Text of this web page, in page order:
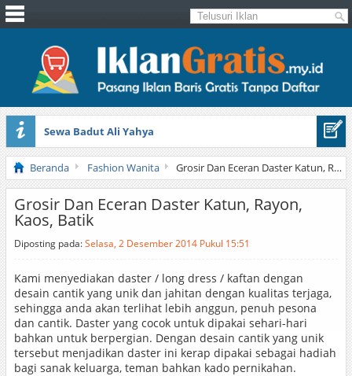
Sewa Badut Ali Yahya
Honda Brio 1.3 E AT CBU 2012 Putih
Beranda Fashion Wanita Grosir Dan Eceran Daster Katun, Rayon, Kaos, Batik
Grosir Dan Eceran Daster Katun, Rayon,
Kaos, Batik
Diposting pada:Selasa, 2 Desember 2014 Pukul 15:51
Kami menyediakan daster / long dress / kaftan dengan
desain cantik yang unik dan jahitan dengan kualitas terjaga,
sehingga anda akan terlihat lebih anggun, penuh pesona
dan cantik. Daster yang cocok untuk dipakai sehari-hari
bahkan untuk berpergian. Dengan desain cantik yang unik
tersebut menjadikan daster ini kerap dipakai sebagai hadiah
bagi sanak keluarga, teman bahkan kado pernikahan.